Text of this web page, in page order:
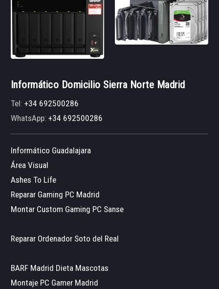
Informático Domicilio Sierra Norte Madrid
Tel:+34 692500286
WhatsApp:+34 692500286
Informático Guadalajara
Área Visual
Ashes To Life
Reparar Gaming PC Madrid
Montar Custom Gaming PC Sanse
Reparar Ordenador Soto del Real
BARF Madrid Dieta Mascotas
Montaje PC Gamer Madrid